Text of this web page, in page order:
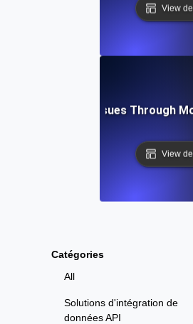
Catégories
All
Solutions d'intégration de
données API
View
API Issues Through
View